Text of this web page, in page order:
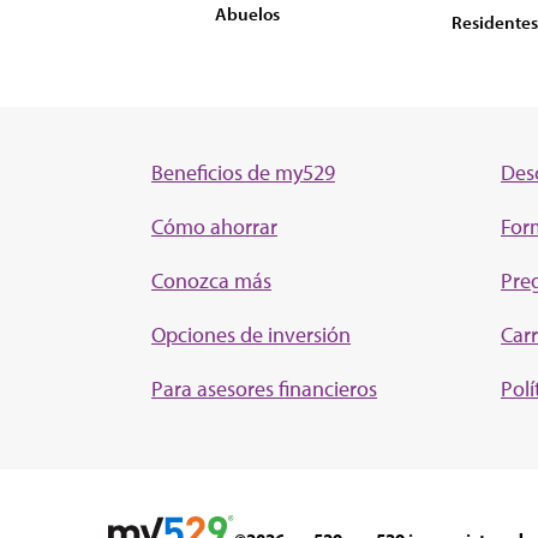
Abuelos
Beneficios de my529
Cómo ahorrar
Conozca más
Opciones de inversión
Para asesores financieros